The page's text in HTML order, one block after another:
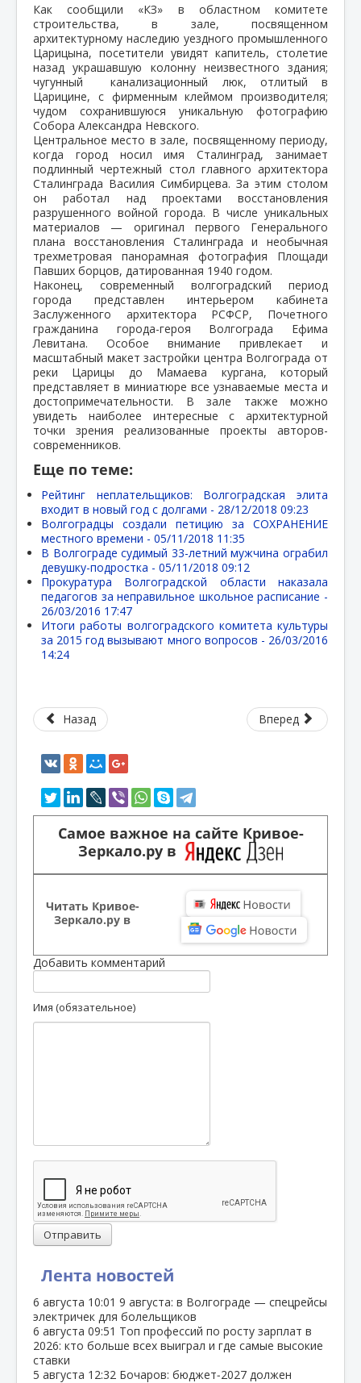
Лента новостей
6 августа 10:01 9 августа: в Волгограде — спецрейсы
электричек для болельщиков
6 августа 09:51 Топ профессий по росту зарплат в
2026: кто больше всех выиграл и где самые высокие
ставки
5 августа 12:32 Бочаров: бюджет‑2027 должен
Как сообщили «КЗ» в областном комитете
строительства, в зале, посвященном
архитектурному наследию уездного промышленного
Царицына, посетители увидят капитель, столетие
назад украшавшую колонну неизвестного здания;
чугунный канализационный люк, отлитый в
Царицине, с фирменным клеймом производителя;
чудом сохранившуюся уникальную фотографию
Собора Александра Невского.
Центральное место в зале, посвященному периоду,
когда город носил имя Сталинград, занимает
подлинный чертежный стол главного архитектора
Сталинграда Василия Симбирцева. За этим столом
он работал над проектами восстановления
разрушенного войной города. В числе уникальных
материалов — оригинал первого Генерального
плана восстановления Сталинграда и необычная
трехметровая панорамная фотография Площади
Павших борцов, датированная 1940 годом.
Наконец, современный волгоградский период
города представлен интерьером кабинета
Заслуженного архитектора РСФСР, Почетного
гражданина города-героя Волгограда Ефима
Левитана. Особое внимание привлекает и
масштабный макет застройки центра Волгограда от
реки Царицы до Мамаева кургана, который
представляет в миниатюре все узнаваемые места и
достопримечательности. В зале также можно
увидеть наиболее интересные с архитектурной
точки зрения реализованные проекты авторов-
современников.
Еще по теме:
Рейтинг неплательщиков: Волгоградская элита
входит в новый год с долгами - 28/12/2018 09:23
Волгоградцы создали петицию за СОХРАНЕНИЕ
местного времени - 05/11/2018 11:35
В Волгограде судимый 33-летний мужчина ограбил
девушку-подростка - 05/11/2018 09:12
Прокуратура Волгоградской области наказала
педагогов за неправильное школьное расписание -
26/03/2016 17:47
Итоги работы волгоградского комитета культуры
за 2015 год вызывают много вопросов - 26/03/2016
14:24
Назад Вперед
Самое важное на сайте Кривое-
Зеркало.ру в
Читать Кривое-
Зеркало.ру в
Добавить комментарий
Имя (обязательное)
Отправить